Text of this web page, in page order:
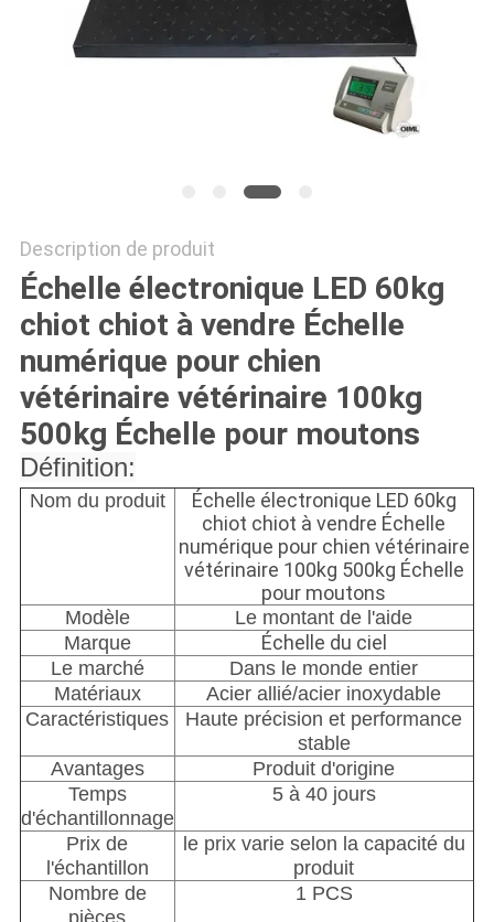
DEMANDEZ
PRIVACY
POLICY
Description de produit
Échelle électronique LED 60kg
chiot chiot à vendre Échelle
numérique pour chien
vétérinaire vétérinaire 100kg
500kg Échelle pour moutons
Définition:
Nom du produit
Échelle électronique LED 60kg
chiot chiot à vendre Échelle
numérique pour chien vétérinaire
vétérinaire 100kg 500kg Échelle
pour moutons
Modèle
Le montant de l'aide
Marque
Échelle du ciel
Le marché
Dans le monde entier
Matériaux
Acier allié/acier inoxydable
Caractéristiques
Haute précision et performance
stable
Avantages
Produit d'origine
Temps
d'échantillonnage
5 à 40 jours
Prix de
l'échantillon
le prix varie selon la capacité du
produit
Nombre de
1 PCS